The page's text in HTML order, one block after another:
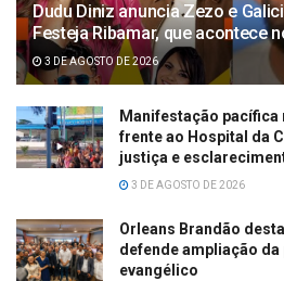
Dudu Diniz anuncia Zezo e
Festeja Ribamar, que acontece
3 DE AGOSTO DE 2026
Manifestação
frente ao Hospital da
justiça e
3 DE AGOSTO DE 2026
Orleans Brandão
defende ampliação
evangélico